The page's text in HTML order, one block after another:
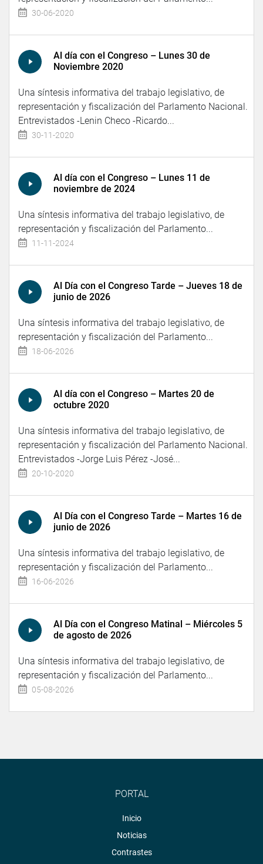
30-06-2020
Al día con el Congreso – Lunes 30 de
Noviembre 2020
Una síntesis informativa del trabajo legislativo, de
representación y fiscalización del Parlamento Nacional.
Entrevistados -Lenin Checo -Ricardo...
30-11-2020
Al día con el Congreso – Lunes 11 de
noviembre de 2024
Una síntesis informativa del trabajo legislativo, de
representación y fiscalización del Parlamento...
11-11-2024
Al Día con el Congreso Tarde – Jueves 18 de
junio de 2026
Una síntesis informativa del trabajo legislativo, de
representación y fiscalización del Parlamento...
18-06-2026
Al día con el Congreso – Martes 20 de
octubre 2020
Una síntesis informativa del trabajo legislativo, de
representación y fiscalización del Parlamento Nacional.
Entrevistados -Jorge Luis Pérez -José...
20-10-2020
Al Día con el Congreso Tarde – Martes 16 de
junio de 2026
Una síntesis informativa del trabajo legislativo, de
representación y fiscalización del Parlamento...
16-06-2026
Al Día con el Congreso Matinal – Miércoles 5
de agosto de 2026
Una síntesis informativa del trabajo legislativo, de
representación y fiscalización del Parlamento...
05-08-2026
PORTAL
Inicio
Noticias
Contrastes